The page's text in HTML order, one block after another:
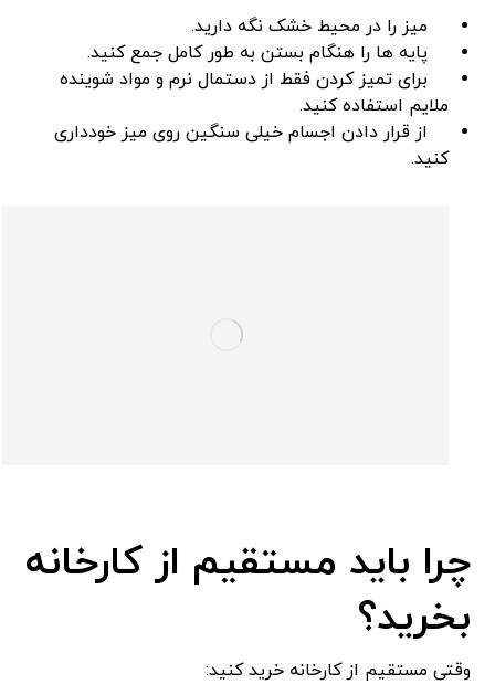
میز را در محیط خشک نگه دارید.
پایه ‌ها را هنگام بستن به‌ طور کامل جمع کنید.
برای تمیز کردن فقط از دستمال نرم و مواد شوینده
ملایم استفاده کنید.
از قرار دادن اجسام خیلی سنگین روی میز خودداری
کنید.
چرا باید مستقیم از کارخانه
بخرید؟
وقتی مستقیم از کارخانه خرید کنید: